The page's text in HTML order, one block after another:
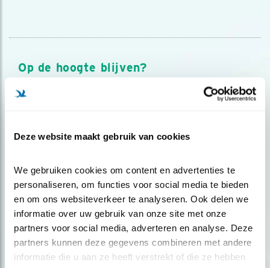
Deze website maakt gebruik van cookies
We gebruiken cookies om content en advertenties te
personaliseren, om functies voor social media te bieden
en om ons websiteverkeer te analyseren. Ook delen we
informatie over uw gebruik van onze site met onze
partners voor social media, adverteren en analyse. Deze
partners kunnen deze gegevens combineren met andere
informatie die u aan ze heeft verstrekt of die ze hebben
Op de hoogte blijven?
Meld je aan en ontvang nieuws, inspiratie, acties en tips
over vogels en activiteiten van Vogelbescherming.